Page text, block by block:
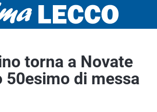
torna a Novate
50esimo di messa